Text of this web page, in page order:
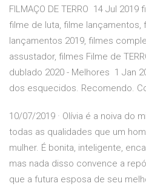
FILMAÇO DE TERRO 14 Jul
filme de luta, filme lançamentos,
lançamentos 2019, filmes
assustador, filmes Filme de
dublado 2020 - Melhores 1 Jan
dos esquecidos. Recomendo.
10/07/2019 · Olívia é a noiva do
todas as qualidades que um
mulher. É bonita, inteligente,
mas nada disso convence a
que a futura esposa de seu